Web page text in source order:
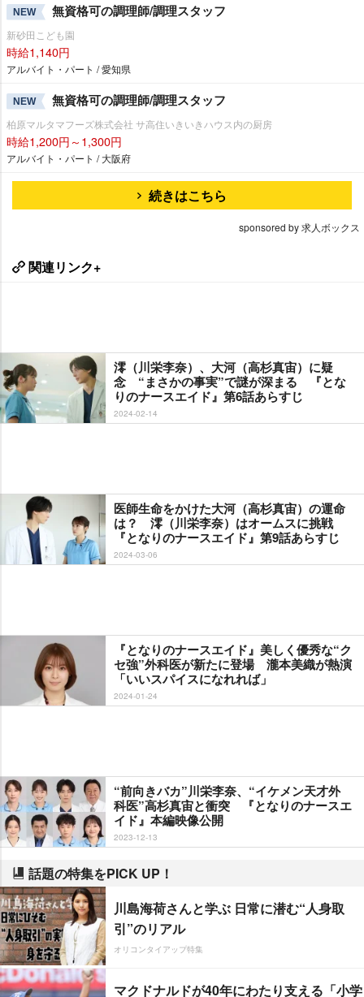
NEW 無資格可の調理師/調理スタッフ
新砂田こども園
時給1,140円
アルバイト・パート / 愛知県
NEW 無資格可の調理師/調理スタッフ
柏原マルタマフーズ株式会社 サ高住いきいきハウス内の厨房
時給1,200円～1,300円
アルバイト・パート / 大阪府
続きはこちら
sponsored by 求人ボックス
関連リンク+
澪（川栄李奈）、大河（高杉真宙）に疑
念 “まさかの事実”で謎が深まる 『とな
りのナースエイド』第6話あらすじ
2024-02-14
医師生命をかけた大河（高杉真宙）の運命
は？ 澪（川栄李奈）はオームスに挑戦
『となりのナースエイド』第9話あらすじ
2024-03-06
『となりのナースエイド』美しく優秀な“ク
セ強”外科医が新たに登場 瀧本美織が熱演
「いいスパイスになれれば」
2024-01-24
“前向きバカ”川栄李奈、“イケメン天才外
科医”高杉真宙と衝突 『となりのナースエ
イド』本編映像公開
2023-12-13
話題の特集をPICK UP！
川島海荷さんと学ぶ 日常に潜む“人身取
引”のリアル
オリコンタイアップ特集
マクドナルドが40年にわたり支える「小学